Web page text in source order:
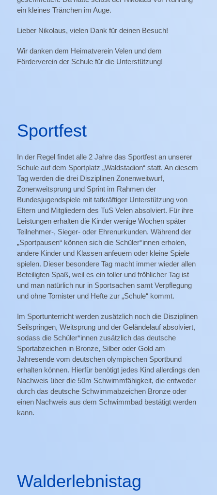
ein kleines Tränchen im Auge.
Lieber Nikolaus, vielen Dank für deinen Besuch!
Wir danken dem Heimatverein Velen und dem
Förderverein der Schule für die Unterstützung!
Sportfest
In der Regel findet alle 2 Jahre das Sportfest an unserer
Schule auf dem Sportplatz „Waldstadion“ statt. An diesem
Tag werden die drei Disziplinen Zonenweitwurf,
Zonenweitsprung und Sprint im Rahmen der
Bundesjugendspiele mit tatkräftiger Unterstützung von
Eltern und Mitgliedern des TuS Velen absolviert. Für ihre
Leistungen erhalten die Kinder wenige Wochen später
Teilnehmer-, Sieger- oder Ehrenurkunden. Während der
„Sportpausen“ können sich die Schüler*innen erholen,
andere Kinder und Klassen anfeuern oder kleine Spiele
spielen. Dieser besondere Tag macht immer wieder allen
Beteiligten Spaß, weil es ein toller und fröhlicher Tag ist
und man natürlich nur in Sportsachen samt Verpflegung
und ohne Tornister und Hefte zur „Schule“ kommt.
Im Sportunterricht werden zusätzlich noch die Disziplinen
Seilspringen, Weitsprung und der Geländelauf absolviert,
sodass die Schüler*innen zusätzlich das deutsche
Sportabzeichen in Bronze, Silber oder Gold am
Jahresende vom deutschen olympischen Sportbund
erhalten können. Hierfür benötigt jedes Kind allerdings den
Nachweis über die 50m Schwimmfähigkeit, die entweder
durch das deutsche Schwimmabzeichen Bronze oder
einen Nachweis aus dem Schwimmbad bestätigt werden
kann.
Walderlebnistag